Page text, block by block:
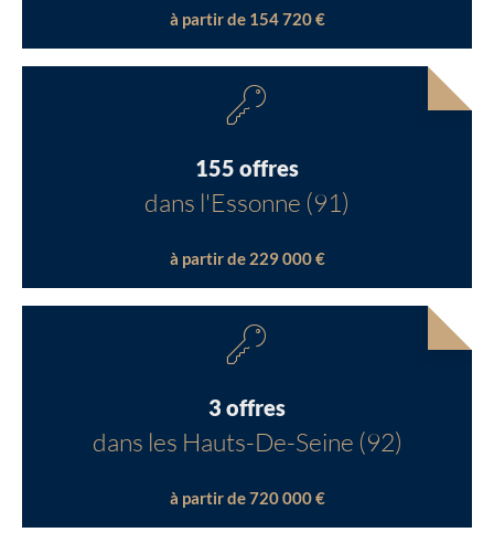
à partir de 154 720 €
155 offres
dans l'Essonne (91)
à partir de 229 000 €
3 offres
dans les Hauts-De-Seine (92)
à partir de 720 000 €